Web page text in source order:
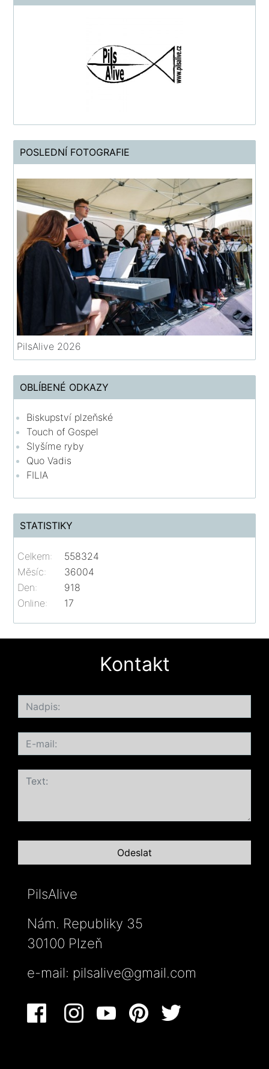
POSLEDNÍ FOTOGRAFIE
PilsAlive 2026
OBLÍBENÉ ODKAZY
Biskupství plzeňské
Touch of Gospel
Slyšíme ryby
Quo Vadis
FILIA
STATISTIKY
Online: 17
Celkem:
558324
Měsíc:
36004
Den:
918
Kontakt
PilsAlive
Nám. Republiky 35
30100 Plzeň
e-mail: pilsalive@gmail.com